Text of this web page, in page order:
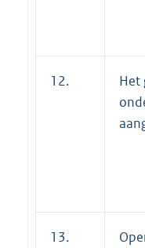
12.
Het
13.